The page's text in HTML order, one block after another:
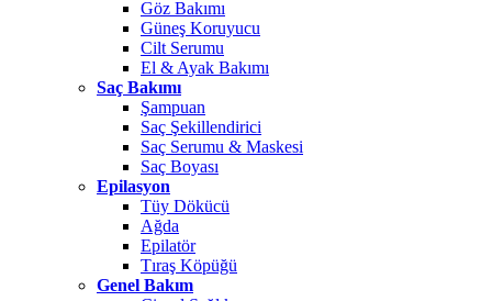
Göz Bakımı
Güneş Koruyucu
Cilt Serumu
El & Ayak Bakımı
Saç Bakımı
Şampuan
Saç Şekillendirici
Saç Serumu & Maskesi
Saç Boyası
Epilasyon
Tüy Dökücü
Ağda
Epilatör
Tıraş Köpüğü
Genel Bakım